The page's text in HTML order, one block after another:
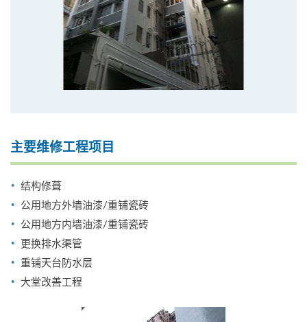
主要维修工程项目
结构修葺
公用地方外墙油漆/重铺瓷砖
公用地方内墙油漆/重铺瓷砖
更换排水渠管
重铺天台防水层
大堂改善工程